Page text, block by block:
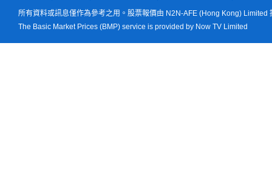
所有資料或訊息僅作為參考之用。股票報價由 N2N-AFE (Hong Kong) Limited
The Basic Market Prices (BMP) service is provided by Now TV Limited